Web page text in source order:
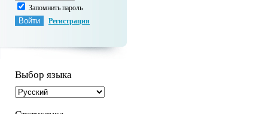
Запомнить пароль
Регистрация
Выбор языка